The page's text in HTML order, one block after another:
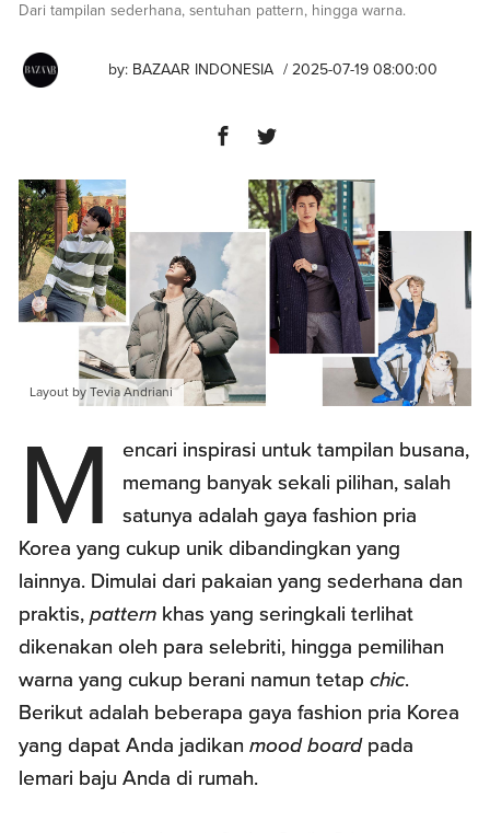
Dari tampilan sederhana, sentuhan pattern, hingga warna.
by: BAZAAR INDONESIA / 2025-07-19 08:00:00
Layout by Tevia Andriani
M
encari inspirasi untuk tampilan busana,
memang banyak sekali pilihan, salah
satunya adalah gaya fashion pria
Korea yang cukup unik dibandingkan yang
lainnya. Dimulai dari pakaian yang sederhana dan
praktis,pattern khas yang seringkali terlihat
dikenakan oleh para selebriti, hingga pemilihan
warna yang cukup berani namun tetapchic.
Berikut adalah beberapa gaya fashion pria Korea
yang dapat Anda jadikanmood boardpada
lemari baju Anda di rumah.